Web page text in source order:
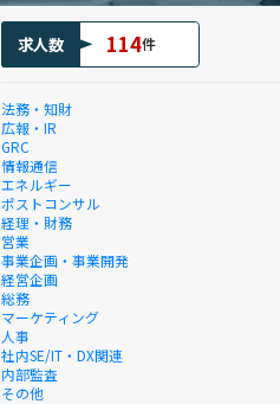
求人数 114件
法務・知財
広報・IR
GRC
情報通信
エネルギー
ポストコンサル
経理・財務
営業
事業企画・事業開発
経営企画
総務
マーケティング
人事
社内SE/IT・DX関連
内部監査
その他